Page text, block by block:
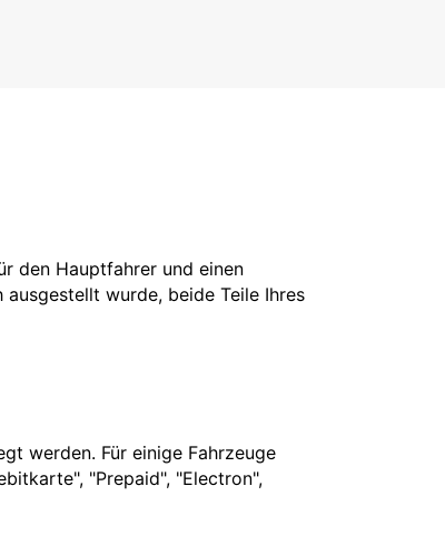
den Hauptfahrer und einen
ausgestellt wurde, beide Teile Ihres
werden. Für einige Fahrzeuge
"Prepaid", "Electron",